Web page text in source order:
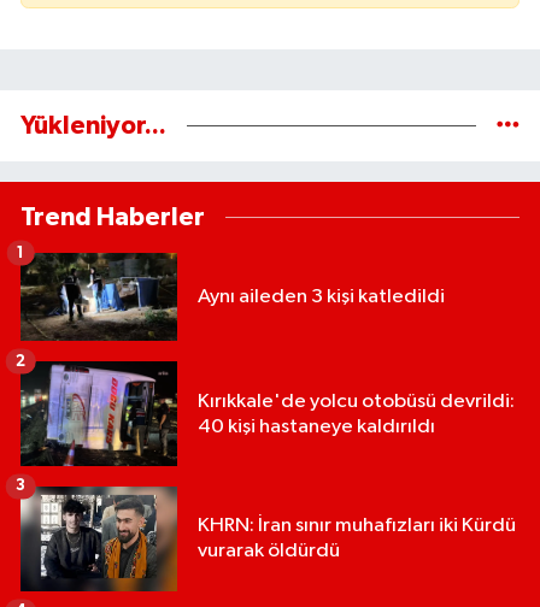
Yükleniyor...
Trend Haberler
Aynı aileden 3 kişi katledildi
1
Kırıkkale'de yolcu otobüsü devrildi:
40 kişi hastaneye kaldırıldı
2
KHRN: İran sınır muhafızları iki Kürdü
vurarak öldürdü
3